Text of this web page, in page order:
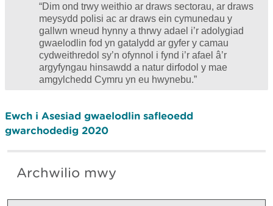
“Dim ond trwy weithio ar draws sectorau, ar draws
meysydd polisi ac ar draws ein cymunedau y
gallwn wneud hynny a thrwy adael i’r adolygiad
gwaelodlin fod yn gatalydd ar gyfer y camau
cydweithredol sy’n ofynnol i fynd i’r afael â’r
argyfyngau hinsawdd a natur dirfodol y mae
amgylchedd Cymru yn eu hwynebu.”
Ewch i Asesiad gwaelodlin safleoedd
gwarchodedig 2020
Archwilio mwy